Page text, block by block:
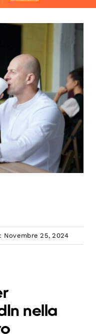
Novembre 25, 2024
nella